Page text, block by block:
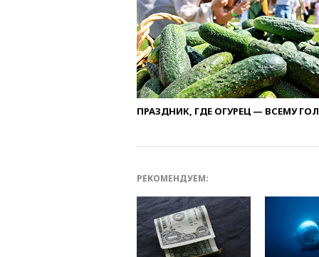
ПРАЗДНИК, ГДЕ ОГУРЕЦ — ВСЕМУ
РЕКОМЕНДУЕМ: